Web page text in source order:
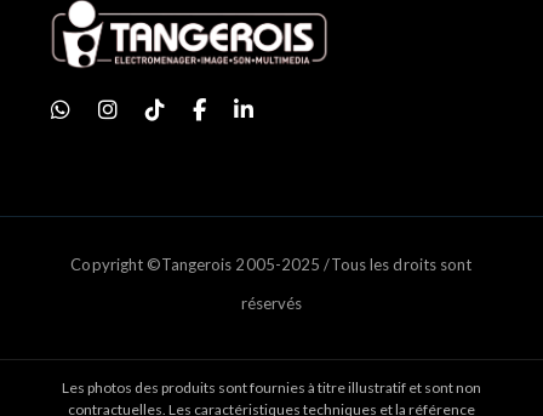
Copyright ©Tangerois 2005-2025 /Tous les droits sont
réservés
Les photos des produits sont fournies à titre illustratif et sont non
contractuelles. Les caractéristiques techniques et la référence